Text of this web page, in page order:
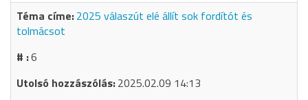
2025 válaszút elé állít sok fordítót és
tolmácsot
6
2025.02.09 14:13